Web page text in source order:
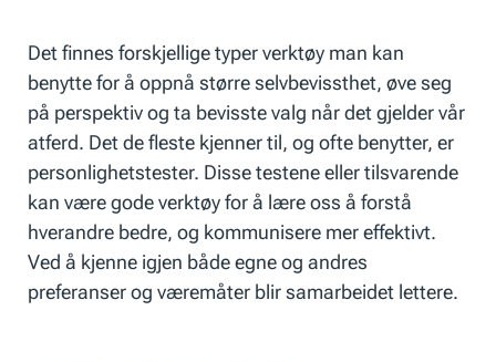
Det finnes forskjellige typer verktøy man kan
benytte for å oppnå større selvbevissthet, øve seg
på perspektiv og ta bevisste valg når det gjelder vår
atferd. Det de fleste kjenner til, og ofte benytter, er
personlighetstester. Disse testene eller tilsvarende
kan være gode verktøy for å lære oss å forstå
hverandre bedre, og kommunisere mer effektivt.
Ved å kjenne igjen både egne og andres
preferanser og væremåter blir samarbeidet lettere.